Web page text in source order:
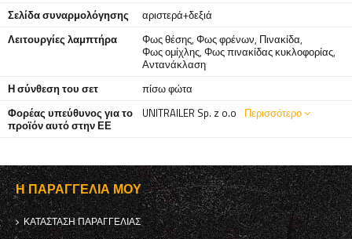
Σελίδα συναρμολόγησης
αριστερά+δεξιά
Λειτουργίες λαμπτήρα
Φως θέσης,Φως φρένων, Πινακίδα,
Φως ομίχλης,Φως πινακίδας κυκλοφορίας,
Αντανάκλαση
Η σύνθεση του σετ
πίσω φώτα
Φορέας υπεύθυνος για το
προϊόν αυτό στην ΕΕ
UNITRAILER Sp. z o.o Περισσότερο
Η ΠΑΡΑΓΓΕΛΊΑ ΜΟΥ
ΚΑΤΆΣΤΑΣΗ ΠΑΡΑΓΓΕΛΊΑΣ